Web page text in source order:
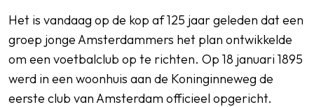
Het is vandaag op de kop af 125 jaar geleden dat een
groep jonge Amsterdammers het plan ontwikkelde
om een voetbalclub op te richten. Op 18 januari 1895
werd in een woonhuis aan de Koninginneweg de
eerste club van Amsterdam officieel opgericht.